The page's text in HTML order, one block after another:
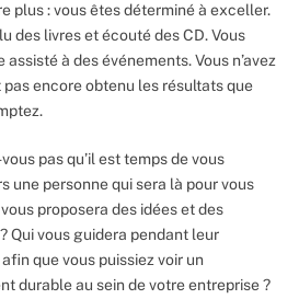
plus : vous êtes déterminé à exceller.
des livres et écouté des CD. Vous
assisté à des événements. Vous n’avez
encore obtenu les résultats que
pas qu’il est temps de vous
une personne qui sera là pour vous
proposera des idées et des
Qui vous guidera pendant leur
que vous puissiez voir un
durable au sein de votre entreprise ?